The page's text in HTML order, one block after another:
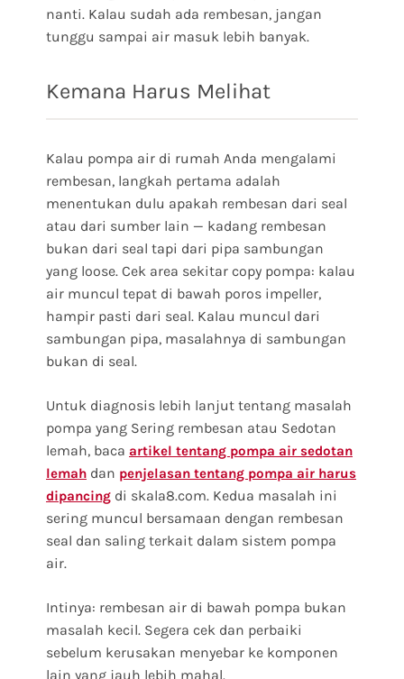
nanti. Kalau sudah ada rembesan, jangan
tunggu sampai air masuk lebih banyak.
Kemana Harus Melihat
Kalau pompa air di rumah Anda mengalami
rembesan, langkah pertama adalah
menentukan dulu apakah rembesan dari seal
atau dari sumber lain — kadang rembesan
bukan dari seal tapi dari pipa sambungan
yang loose. Cek area sekitar copy pompa: kalau
air muncul tepat di bawah poros impeller,
hampir pasti dari seal. Kalau muncul dari
sambungan pipa, masalahnya di sambungan
bukan di seal.
Untuk diagnosis lebih lanjut tentang masalah
pompa yang Sering rembesan atau Sedotan
lemah, baca artikel tentang pompa air sedotan
lemah dan penjelasan tentang pompa air harus
dipancing di skala8.com. Kedua masalah ini
sering muncul bersamaan dengan rembesan
seal dan saling terkait dalam sistem pompa
air.
Intinya: rembesan air di bawah pompa bukan
masalah kecil. Segera cek dan perbaiki
sebelum kerusakan menyebar ke komponen
lain yang jauh lebih mahal.